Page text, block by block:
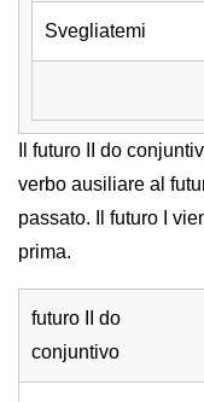
Svegliatemi
Il futuro II do
verbo ausiliare al
passato. Il futuro I
prima.
futuro II do
conjuntivo